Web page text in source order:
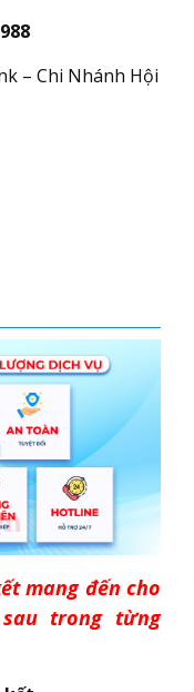
– Chi Nhánh Hội
mang đến cho
trong từng